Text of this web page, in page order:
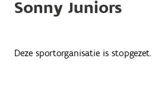
Sonny Juniors
Deze sportorganisatie is stopgezet.